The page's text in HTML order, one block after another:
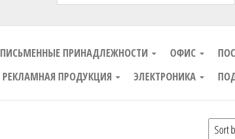
ПИСЬМЕННЫЕ ПРИНАДЛЕЖНОСТИ ОФИС
РЕКЛАМНАЯ ПРОДУКЦИЯ ЭЛЕКТРОНИКА